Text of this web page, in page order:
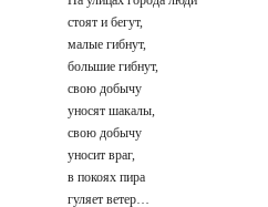
стоят и бегут,
малые гибнут,
большие гибнут,
свою добычу
уносят шакалы,
свою добычу
уносит враг,
в покоях пира
гуляет ветер…